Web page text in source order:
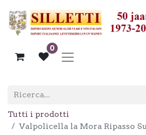
0
Tutti i prodotti
Valpolicella la Mora Ripasso